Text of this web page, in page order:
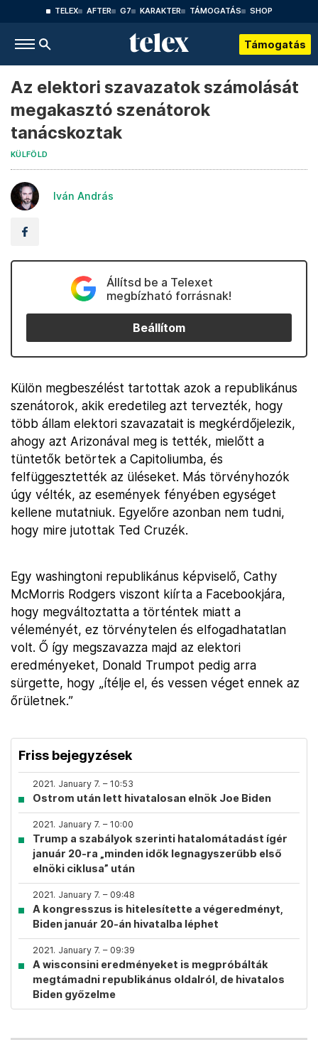
TELEX AFTER G7 KARAKTER TÁMOGATÁS SHOP
Támogatás
Az elektori szavazatok számolását
megakasztó szenátorok
tanácskoztak
KÜLFÖLD
Iván András
Állítsd be a Telexet
megbízható forrásnak!
Beállítom
Külön megbeszélést tartottak azok a republikánus
szenátorok, akik eredetileg azt tervezték, hogy
több állam elektori szavazatait is megkérdőjelezik,
ahogy azt Arizonával meg is tették, mielőtt a
tüntetők betörtek a Capitoliumba, és
felfüggesztették az üléseket. Más törvényhozók
úgy vélték, az események fényében egységet
kellene mutatniuk. Egyelőre azonban nem tudni,
hogy mire jutottak Ted Cruzék.
Egy washingtoni republikánus képviselő, Cathy
McMorris Rodgers viszont kiírta a Facebookjára,
hogy megváltoztatta a történtek miatt a
véleményét, ez törvénytelen és elfogadhatatlan
volt. Ő így megszavazza majd az elektori
eredményeket, Donald Trumpot pedig arra
sürgette, hogy „ítélje el, és vessen véget ennek az
őrületnek.”
Friss bejegyzések
2021. January 7. – 10:53
Ostrom után lett hivatalosan elnök Joe Biden
2021. January 7. – 10:00
Trump a szabályok szerinti hatalomátadást ígér
január 20-ra „minden idők legnagyszerűbb első
elnöki ciklusa” után
2021. January 7. – 09:48
A kongresszus is hitelesítette a végeredményt,
Biden január 20-án hivatalba léphet
2021. January 7. – 09:39
A wisconsini eredményeket is megpróbálták
megtámadni republikánus oldalról, de hivatalos
Biden győzelme